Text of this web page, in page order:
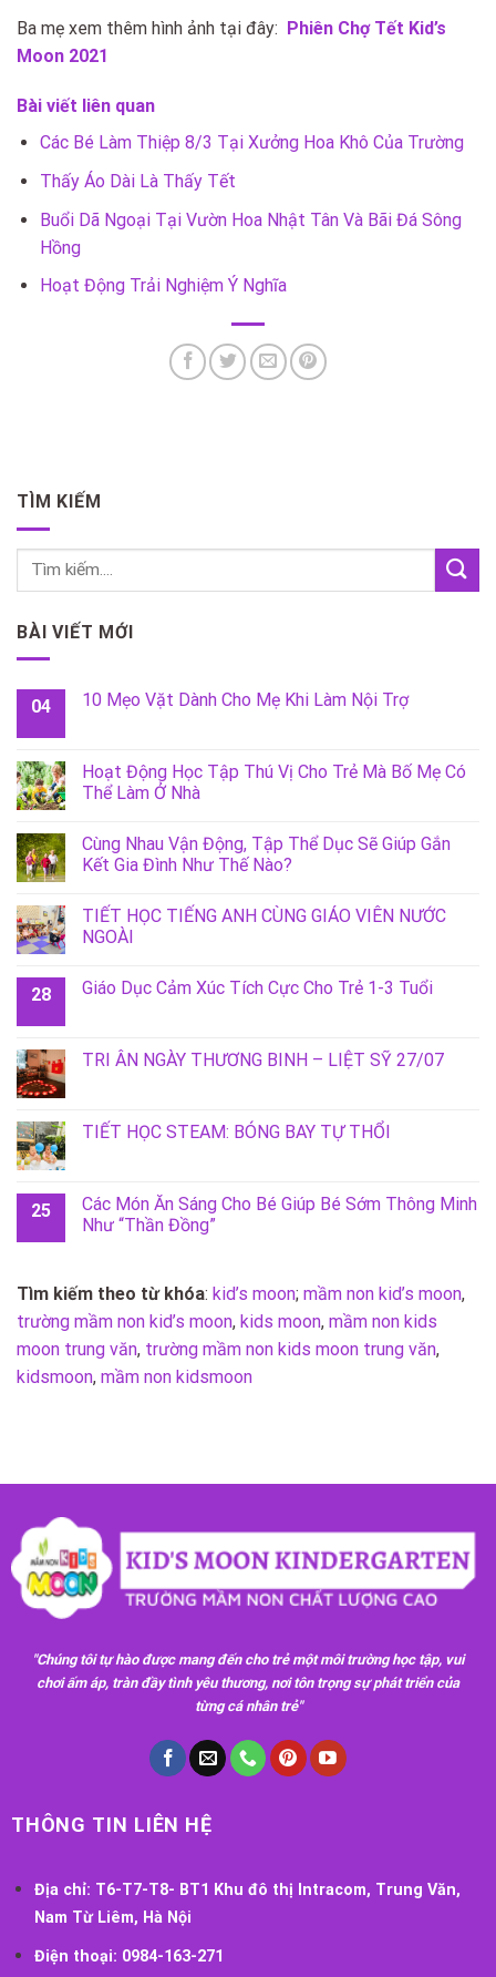
Ba mẹ xem thêm hình ảnh tại đây: Phiên Chợ Tết Kid’s
Moon 2021
Bài viết liên quan
Các Bé Làm Thiệp 8/3 Tại Xưởng Hoa Khô Của Trường
Thấy Áo Dài Là Thấy Tết
Buổi Dã Ngoại Tại Vườn Hoa Nhật Tân Và Bãi Đá Sông
Hồng
Hoạt Động Trải Nghiệm Ý Nghĩa
TÌM KIẾM
BÀI VIẾT MỚI
04 10 Mẹo Vặt Dành Cho Mẹ Khi Làm Nội Trợ
Hoạt Động Học Tập Thú Vị Cho Trẻ Mà Bố Mẹ Có
Thể Làm Ở Nhà
Cùng Nhau Vận Động, Tập Thể Dục Sẽ Giúp Gắn
Kết Gia Đình Như Thế Nào?
TIẾT HỌC TIẾNG ANH CÙNG GIÁO VIÊN NƯỚC
NGOÀI
28 Giáo Dục Cảm Xúc Tích Cực Cho Trẻ 1-3 Tuổi
TRI ÂN NGÀY THƯƠNG BINH – LIỆT SỸ 27/07
TIẾT HỌC STEAM: BÓNG BAY TỰ THỔI
25
Các Món Ăn Sáng Cho Bé Giúp Bé Sớm Thông Minh
Như “Thần Đồng”
Tìm kiếm theo từ khóa: kid’s moon; mầm non kid’s moon,
trường mầm non kid’s moon, kids moon, mầm non kids
moon trung văn, trường mầm non kids moon trung văn,
kidsmoon, mầm non kidsmoon
"Chúng tôi tự hào được mang đến cho trẻ một môi trường học tập, vui
chơi ấm áp, tràn đầy tình yêu thương, nơi tôn trọng sự phát triển của
từng cá nhân trẻ"
THÔNG TIN LIÊN HỆ
Địa chỉ: T6-T7-T8- BT1 Khu đô thị Intracom, Trung Văn,
Nam Từ Liêm, Hà Nội
Điện thoại: 0984-163-271